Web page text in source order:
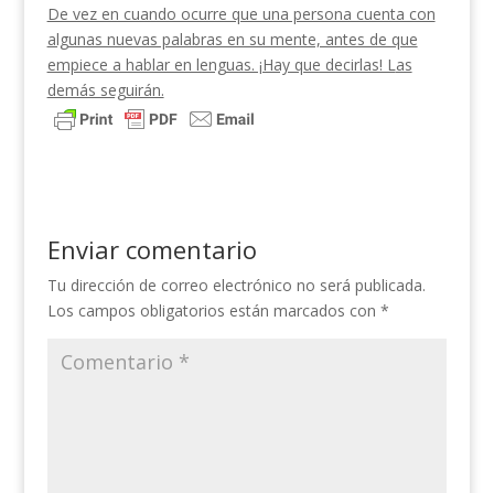
De vez en cuando ocurre que una persona cuenta con
algunas nuevas palabras en su mente, antes de que
empiece a hablar en lenguas. ¡Hay que decirlas! Las
demás seguirán.
Enviar comentario
Tu dirección de correo electrónico no será publicada.
Los campos obligatorios están marcados con *